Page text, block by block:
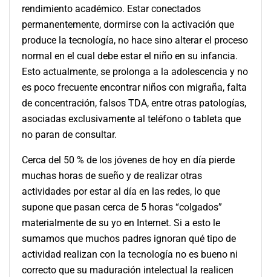
rendimiento académico. Estar conectados
permanentemente, dormirse con la activación que
produce la tecnología, no hace sino alterar el proceso
normal en el cual debe estar el niño en su infancia.
Esto actualmente, se prolonga a la adolescencia y no
es poco frecuente encontrar niños con migraña, falta
de concentración, falsos TDA, entre otras patologías,
asociadas exclusivamente al teléfono o tableta que
no paran de consultar.
Cerca del 50 % de los jóvenes de hoy en día pierde
muchas horas de sueño y de realizar otras
actividades por estar al día en las redes, lo que
supone que pasan cerca de 5 horas “colgados”
materialmente de su yo en Internet. Si a esto le
sumamos que muchos padres ignoran qué tipo de
actividad realizan con la tecnología no es bueno ni
correcto que su maduración intelectual la realicen